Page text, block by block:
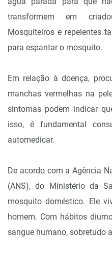
transformem em
Mosquiteiros e repelentes
para espantar o mosquito.
Em relação à doença,
manchas vermelhas na
sintomas podem indicar
isso, é fundamental
automedicar.
De acordo com a Agência
(ANS), do Ministério da
mosquito doméstico. Ele
homem. Com hábitos
sangue humano, sobretudo